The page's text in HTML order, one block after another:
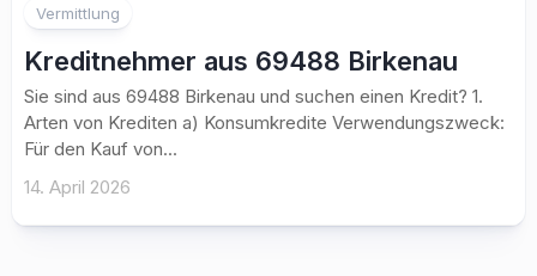
Vermittlung
Kreditnehmer aus 69488 Birkenau
Sie sind aus 69488 Birkenau und suchen einen Kredit? 1.
Arten von Krediten a) Konsumkredite Verwendungszweck:
Für den Kauf von...
14. April 2026